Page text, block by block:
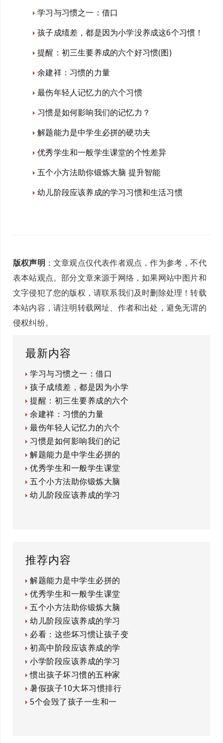
学习与习惯之一：借口
孩子成绩差，都是因为小学没养成这6个习惯！
提醒：初三生要养成的六个好习惯(图)
余建祥：习惯的力量
最伤年轻人记忆力的六个习惯
习惯是如何影响我们的记忆力？
解题能力是中学生必拼的硬功夫
优秀学生和一般学生课堂的个性差异
五个小方法助你锻炼大脑 提升智能
幼儿阶段应该养成的学习习惯和生活习惯
版权声明 ：文章观点仅代表作者观点，作为参考，不代
表本站观点。部分文章来源于网络，如果网站中图片和
文字侵犯了您的版权，请联系我们及时删除处理！转载
本站内容，请注明转载网址、作者和出处，避免无谓的
侵权纠纷。
最新内容
学习与习惯之一：借口
孩子成绩差，都是因为小学
提醒：初三生要养成的六个
余建祥：习惯的力量
最伤年轻人记忆力的六个
习惯是如何影响我们的记
解题能力是中学生必拼的
优秀学生和一般学生课堂
五个小方法助你锻炼大脑
幼儿阶段应该养成的学习
推荐内容
解题能力是中学生必拼的
优秀学生和一般学生课堂
五个小方法助你锻炼大脑
幼儿阶段应该养成的学习
必看：这些坏习惯让孩子变
初高中阶段应该养成的学
小学阶段应该养成的学习
惯出孩子坏习惯的五种家
暑假孩子10大坏习惯排行
5个会毁了孩子一生和一